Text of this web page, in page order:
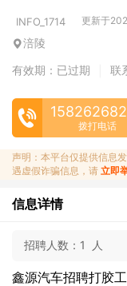
INFO_1714 更新于
涪陵
有效期：已过期
联
拨打电话
声明：本平台仅提供信息
遇虚假诈骗信息，请 立即
信息详情
招聘人数： 1 人
鑫源汽车招聘打胶